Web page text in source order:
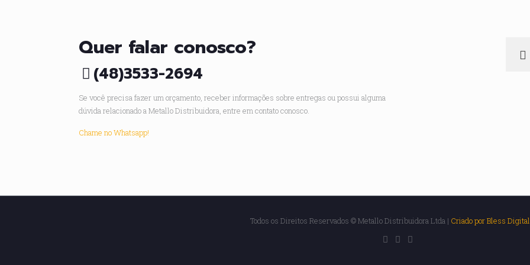
Quer falar conosco?
(48)3533-2694
Se você precisa fazer um orçamento, receber informações sobre entregas ou possui alguma
dúvida relacionado a Metallo Distribuidora, entre em contato conosco.
Chame no Whatsapp!
Todos os Direitos Reservados © Metallo Distribuidora Ltda | Criado por Bless